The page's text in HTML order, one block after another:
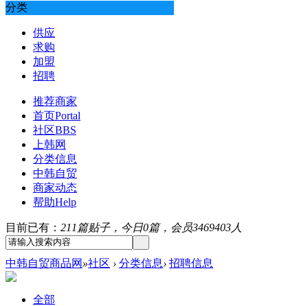
分类
供应
求购
加盟
招聘
推荐商家
首页Portal
社区BBS
上韩网
分类信息
中韩自贸
商家动态
帮助Help
目前已有： 211篇贴子，今日0篇，会员3469403人
中韩自贸商品网 »社区 › 分类信息› 招聘信息
全部